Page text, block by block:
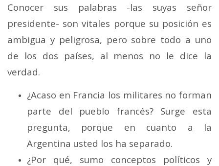
Conocer sus palabras -las suyas señor
presidente- son vitales porque su posición es
ambigua y peligrosa, pero sobre todo a uno
de los dos países, al menos no le dice la
verdad.
¿Acaso en Francia los militares no forman
parte del pueblo francés? Surge esta
pregunta, porque en cuanto a la
Argentina usted los ha separado.
¿Por qué, sumo conceptos políticos y